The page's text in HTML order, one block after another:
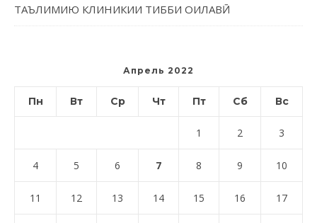
ТАЪЛИМИЮ КЛИНИКИИ ТИББИ ОИЛАВӢ
Апрель 2022
Пн Вт Ср Чт Пт Сб Вс
1 2 3
4 5 6 7 8 9 10
11 12 13 14 15 16 17